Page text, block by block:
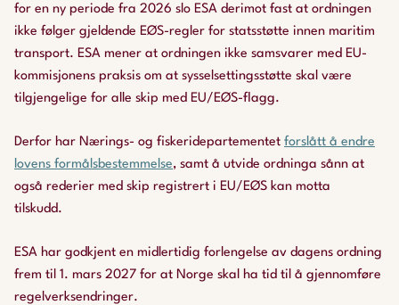
for en ny periode fra 2026 slo ESA derimot fast at ordningen
ikke følger gjeldende EØS-regler for statsstøtte innen maritim
transport. ESA mener at ordningen ikke samsvarer med EU-
kommisjonens praksis om at sysselsettingsstøtte skal være
tilgjengelige for alle skip med EU/EØS-flagg.
Derfor har Nærings- og fiskeridepartementet forslått å endre
lovens formålsbestemmelse, samt å utvide ordninga sånn at
også rederier med skip registrert i EU/EØS kan motta
tilskudd.
ESA har godkjent en midlertidig forlengelse av dagens ordning
frem til 1. mars 2027 for at Norge skal ha tid til å gjennomføre
regelverksendringer.